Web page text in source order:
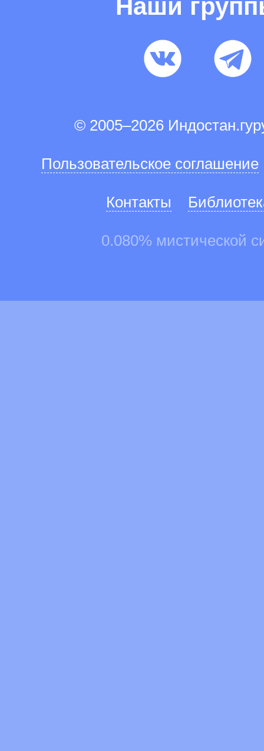
Наши
© 2005–2026
Пользовательское соглашение
Контакты
0.080% мистической